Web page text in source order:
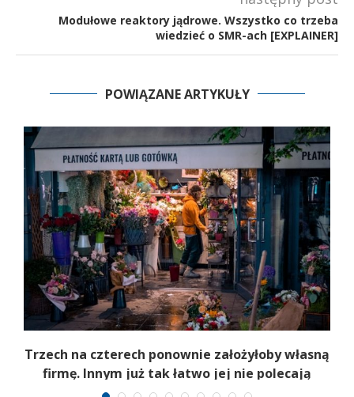
Modułowe reaktory jądrowe. Wszystko co trzeba
wiedzieć o SMR-ach [EXPLAINER]
POWIĄZANE ARTYKUŁY
Trzech na czterech ponownie założyłoby własną
firmę. Innym już tak łatwo jej nie polecają